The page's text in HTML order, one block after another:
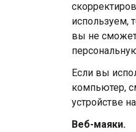
используем,
вы не
Если вы
компьютер,
устройстве
Веб-маяки.